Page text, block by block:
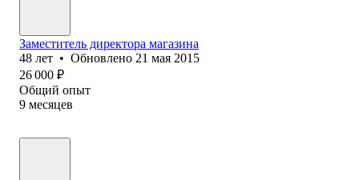
Заместитель директора магазина
48 лет • Обновлено 21 мая 2015
26 000 ₽
Общий опыт
9 месяцев